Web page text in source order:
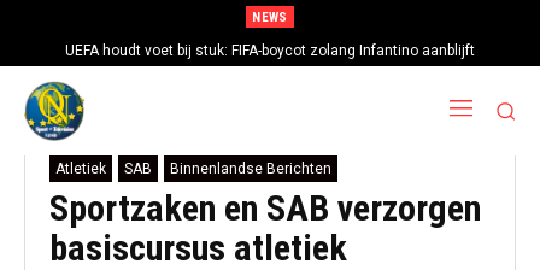
NEWS
UEFA houdt voet bij stuk: FIFA-boycot zolang Infantino aanblijft
Atletiek SAB Binnenlandse Berichten
Sportzaken en SAB verzorgen
basiscursus atletiek